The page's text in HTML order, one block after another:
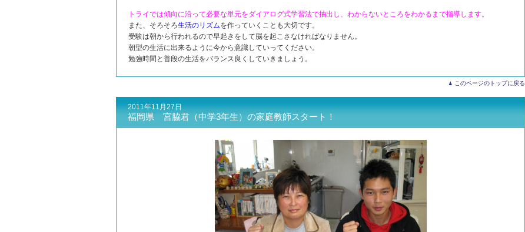
トライでは傾向に沿って必要な単元をダイアログ式学習法で抽出し、わからないところをわかるまで指導します。
また、そろそろ生活のリズムを作っていくことも大切です。
受験は朝から行われるので早起きをして脳を起こさなければなりません。
朝型の生活に出来るように今から意識していってください。
勉強時間と普段の生活をバランス良くしていきましょう。
このページのトップに戻る
2011年11月27日
福岡県 宮脇君（中学3年生）の家庭教師スタート！